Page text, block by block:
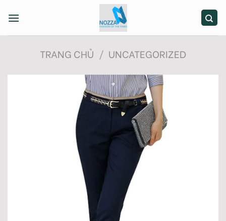
TRANG CHỦ / UNCATEGORIZED